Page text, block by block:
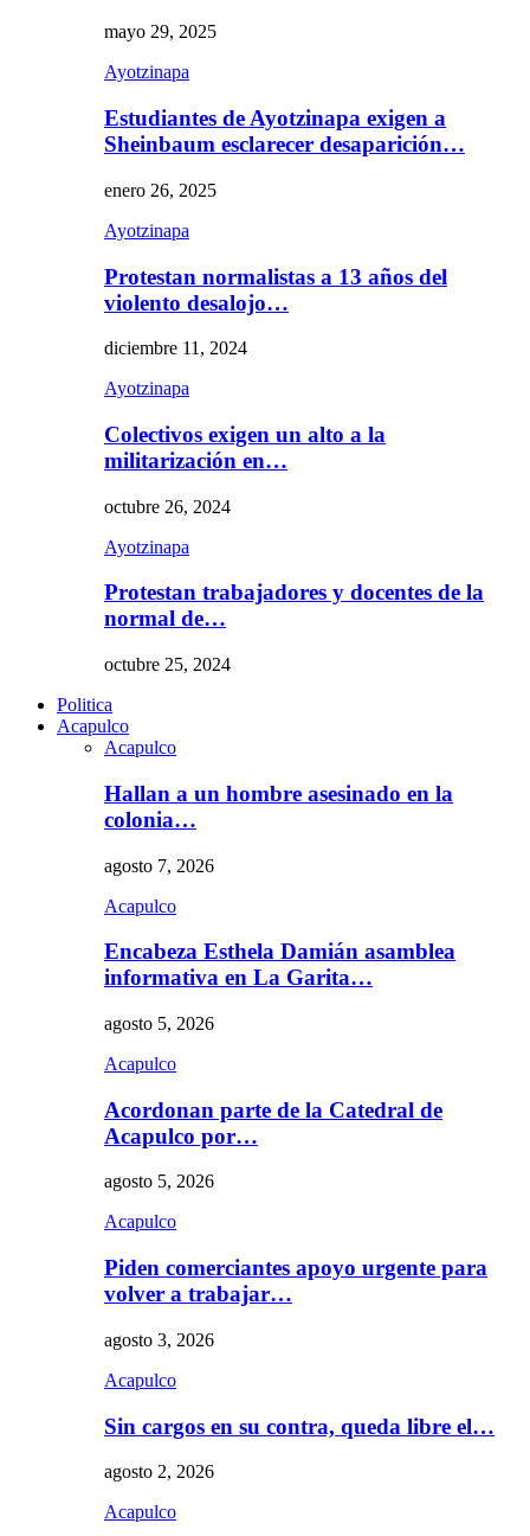
mayo 29, 2025
Ayotzinapa
Estudiantes de Ayotzinapa exigen a
Sheinbaum esclarecer desaparición…
enero 26, 2025
Ayotzinapa
Protestan normalistas a 13 años del
violento desalojo…
diciembre 11, 2024
Ayotzinapa
Colectivos exigen un alto a la
militarización en…
octubre 26, 2024
Ayotzinapa
Protestan trabajadores y docentes de la
normal de…
octubre 25, 2024
Politica
Acapulco
Acapulco
Hallan a un hombre asesinado en la
colonia…
agosto 7, 2026
Acapulco
Encabeza Esthela Damián asamblea
informativa en La Garita…
agosto 5, 2026
Acapulco
Acordonan parte de la Catedral de
Acapulco por…
agosto 5, 2026
Acapulco
Piden comerciantes apoyo urgente para
volver a trabajar…
agosto 3, 2026
Acapulco
Sin cargos en su contra, queda libre el…
agosto 2, 2026
Acapulco